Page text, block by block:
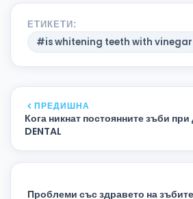
ЕТИКЕТИ:
#is whitening teeth with
ПРЕДИШНА
Кога никнат постоянните зъби при
DENTAL
Проблеми със здравето на